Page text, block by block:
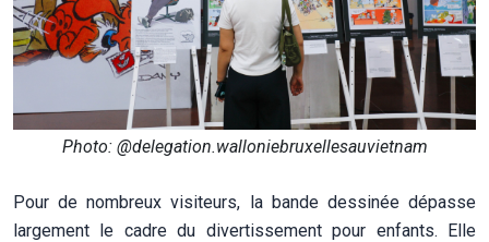
Photo: @delegation.walloniebruxellesauvietnam
Pour de nombreux visiteurs, la bande dessinée dépasse
largement le cadre du divertissement pour enfants. Elle